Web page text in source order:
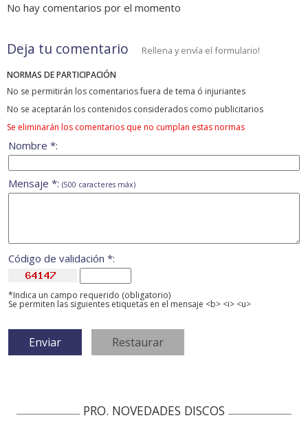
No hay comentarios por el momento
Deja tu comentario Rellena y envía el formulario!
NORMAS DE PARTICIPACIÓN
No se permitirán los comentarios fuera de tema ó injuriantes
No se aceptarán los contenidos considerados como publicitarios
Se eliminarán los comentarios que no cumplan estas normas
Nombre *:
Mensaje *: (500 caracteres máx)
Código de validación *:
*Indica un campo requerido (obligatorio)
Se permiten las siguientes etiquetas en el mensaje <b> <i> <u>
PRO. NOVEDADES DISCOS